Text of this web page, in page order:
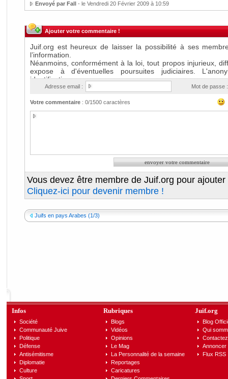
Envoyé par Fall- le Vendredi 20 Février 2009 à 10:59
Ajouter votre commentaire !
Adresse email : Mot de passe :
Votre commentaire: 0/1500 caractères
Vous devez être membre de Juif.org pour
Cliquez-ici pour devenir membre !
Juifs en pays Arabes (1/3)
Infos
Société
Communauté Juive
Politique
Défense
Antisémitisme
Diplomatie
Culture
Rubriques
Blogs
Vidéos
Opinions
Le Mag
La Personnalité de la semaine
Reportages
Caricatures
Juif.org
Blog
Qui
Annoncer
Flux RSS